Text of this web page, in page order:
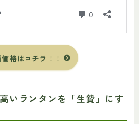
価格はコチラ ！！
いランタンを「生贄」にす